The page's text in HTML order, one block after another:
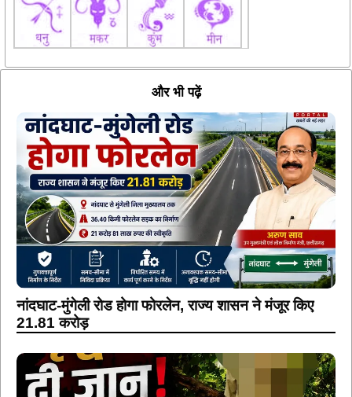
और भी पढ़ें
नांदघाट-मुंगेली रोड होगा फोरलेन, राज्य शासन ने मंजूर किए
21.81 करोड़